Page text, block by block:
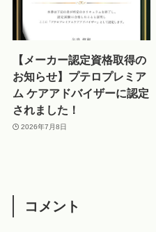
【メーカー認定資格取得の
お知らせ】プテロプレミア
ム ケアアドバイザーに認定
されました！
2026年7月8日
コメント